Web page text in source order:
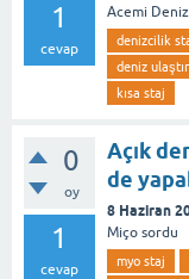
1
cevap
Acemi
denizcilik
deniz
kısa staj
0
oy
1
cevap
Açık
de
8 Haziran
Miço sordu
myo staj